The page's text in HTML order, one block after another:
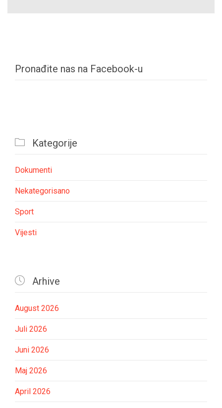
Pronađite nas na Facebook-u
 Kategorije
Dokumenti
Nekategorisano
Sport
Vijesti
 Arhive
August 2026
Juli 2026
Juni 2026
Maj 2026
April 2026